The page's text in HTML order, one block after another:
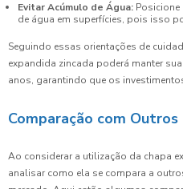
Evitar Acúmulo de Água:
de água em superfícies, pois isso
Seguindo essas orientações de
expandida zincada poderá manter
anos, garantindo que os
Comparação com
Ao considerar a utilização da chapa
analisar como ela se compara a